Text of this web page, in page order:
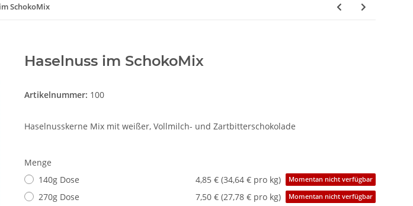
SchokoMix
Haselnuss im SchokoMix
Artikelnummer: 100
Haselnusskerne Mix mit weißer, Vollmilch- und Zartbitterschokolade
Menge
140g Dose
4,85 € (34,64 € pro kg) Momentan nicht verfügbar
270g Dose 7,50 € (27,78 € pro kg) Momentan nicht verfügbar